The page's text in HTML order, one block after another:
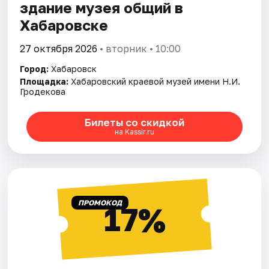
здание музея общий в
Хабаровске
27 октября 2026 • вторник • 10:00
Город: Хабаровск
Площадка: Хабаровский краевой музей имени Н.И.
Гродекова
Билеты со скидкой
на Kassir.ru
ПРОМОКОД17%